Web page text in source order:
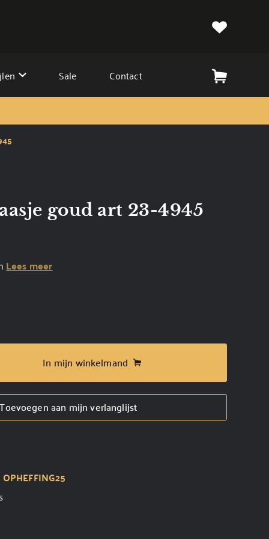
Sale Contact
goud art 23-4945
Lees meer
In mijn winkelmand
Toevoegen aan mijn verlanglijst
OPHEFFING25